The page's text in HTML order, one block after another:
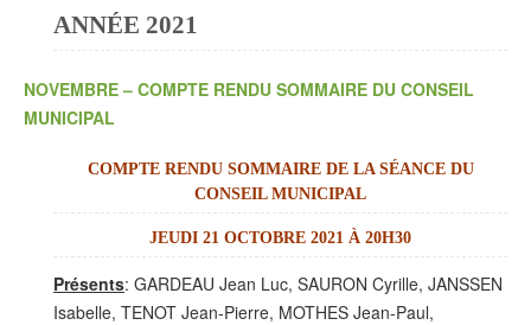
ANNÉE 2021
NOVEMBRE – COMPTE RENDU SOMMAIRE DU CONSEIL
MUNICIPAL
COMPTE RENDU SOMMAIRE DE LA SÉANCE DU
CONSEIL MUNICIPAL
JEUDI 21 OCTOBRE 2021 À 20H30
Présents: GARDEAU Jean Luc, SAURON Cyrille, JANSSEN
Isabelle, TENOT Jean-Pierre, MOTHES Jean-Paul,